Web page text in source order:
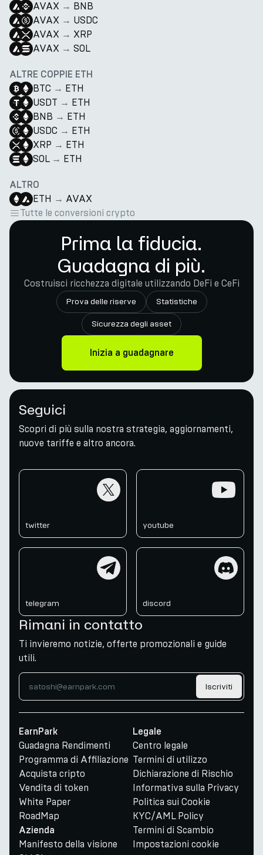
AVAX → BNB
AVAX → USDC
AVAX → XRP
AVAX → SOL
ALTRE COPPIE ETH
BTC → ETH
USDT → ETH
BNB → ETH
USDC → ETH
XRP → ETH
SOL → ETH
ALTRO
ETH → AVAX
Tutte le conversioni crypto
Prima la fiducia.
Guadagna di più.
Costruisci ricchezza digitale utilizzando DeFi e CeFi
Prova delle riserve Statistiche
Sicurezza degli asset
Inizia a guadagnare
Seguici
Scopri di più sulla nostra strategia, aggiornamenti,
nuove tariffe e altro ancora.
twitter youtube
telegram discord
Rimani in contatto
Ti invieremo notizie, offerte promozionali e guide
utili.
Iscriviti
EarnPark
Guadagna Rendimenti
Programma di Affiliazione
Acquista cripto
Vendita di token
White Paper
RoadMap
Azienda
Manifesto della visione
Legale
Centro legale
Termini di utilizzo
Dichiarazione di Rischio
Informativa sulla Privacy
Politica sui Cookie
KYC/AML Policy
Termini di Scambio
Impostazioni cookie